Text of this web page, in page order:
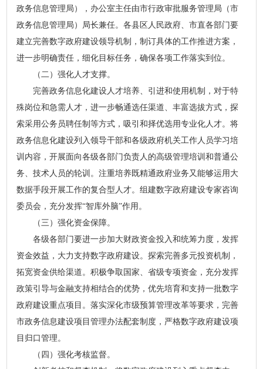
政务信息管理局），办公室主任由市行政审批服务管理局（市
政务信息管理局）局长兼任。各县区人民政府、市直各部门要
建立完善数字政府建设领导机制，制订具体的工作推进方案，
进一步明确责任，细化目标任务，确保各项工作落实到位。
（二）强化人才支撑。
完善政务信息化建设人才培养、引进和使用机制，对于特
殊岗位和急需人才，进一步畅通选任渠道、丰富选拔方式，探
索采用公务员聘任制等方式，吸引和择优选用专业化人才。将
政务信息化建设列入领导干部和各级政府机关工作人员学习培
训内容，开展面向各级各部门负责人的高级管理培训和普通公
务、技术人员的轮训。注重培养既精通政府业务又能够运用大
数据手段开展工作的复合型人才。组建数字政府建设专家咨询
委员会，充分发挥“智库外脑”作用。
（三）强化资金保障。
各级各部门要进一步加大财政资金投入和统筹力度，发挥
资金效益，大力支持数字政府建设。探索完善多元投资机制，
拓宽资金供给渠道。积极争取国家、省级专项资金，充分发挥
政策引导与金融支持相结合的优势，优先培育和支持一批数字
政府建设重点项目。落实深化市级预算管理改革等要求，完善
市政务信息建设项目管理办法配套制度，严格数字政府建设项
目归口管理。
（四）强化考核监督。